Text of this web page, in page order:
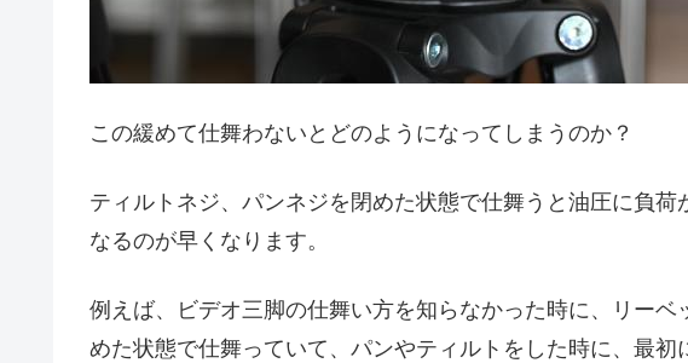
この緩めて仕舞わないとどのようになってしまうのか？
ティルトネジ、パンネジを閉めた状態で仕舞うと油圧に負
なるのが早くなります。
例えば、ビデオ三脚の仕舞い方を知らなかった時に、リー
めた状態で仕舞っていて、パンやティルトをした時に、最